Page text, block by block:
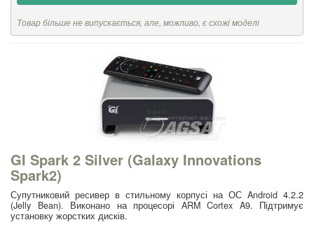
Товар більше не випускається, але, можливо, є схожі моделі
GI Spark 2 Silver (Galaxy Innovations
Spark2)
Супутниковий ресивер в стильному корпусі на ОС Android 4.2.2
(Jelly Bean). Виконано на процесорі ARM Cortex A9. Підтримує
установку жорстких дисків.